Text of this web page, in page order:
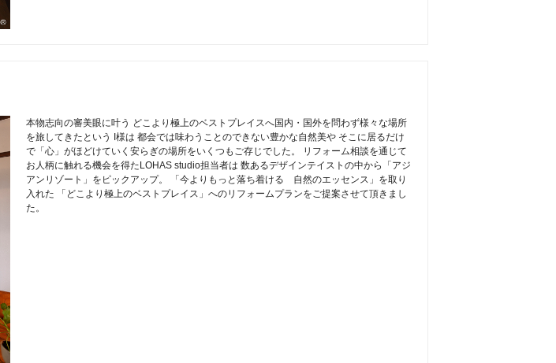
本物志向の審美眼に叶う どこより極上のベストプレイスへ国内・国外を問わず様々な場所
を旅してきたという I様は 都会では味わうことのできない豊かな自然美や そこに居るだけ
で「心」がほどけていく安らぎの場所をいくつもご存じでした。 リフォーム相談を通じて
お人柄に触れる機会を得たLOHAS studio担当者は 数あるデザインテイストの中から「アジ
アンリゾート」をピックアップ。 「今よりもっと落ち着ける 自然のエッセンス」を取り
入れた 「どこより極上のベストプレイス」へのリフォームプランをご提案させて頂きまし
た。